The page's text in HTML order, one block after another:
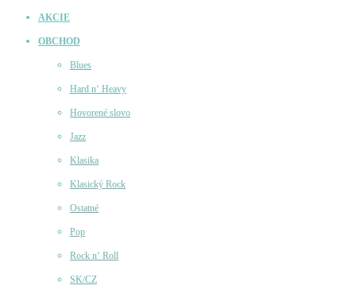
AKCIE
OBCHOD
Blues
Hard n‘ Heavy
Hovorené slovo
Jazz
Klasika
Klasický Rock
Ostatné
Pop
Rock n‘ Roll
SK/CZ